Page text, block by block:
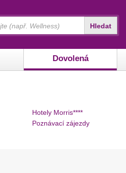
Dovolená
Hledat
Hotely Morris****
Poznávací zájezdy